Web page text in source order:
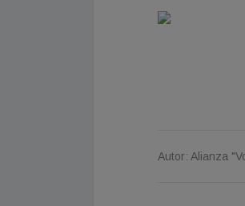
Autor: Alianza